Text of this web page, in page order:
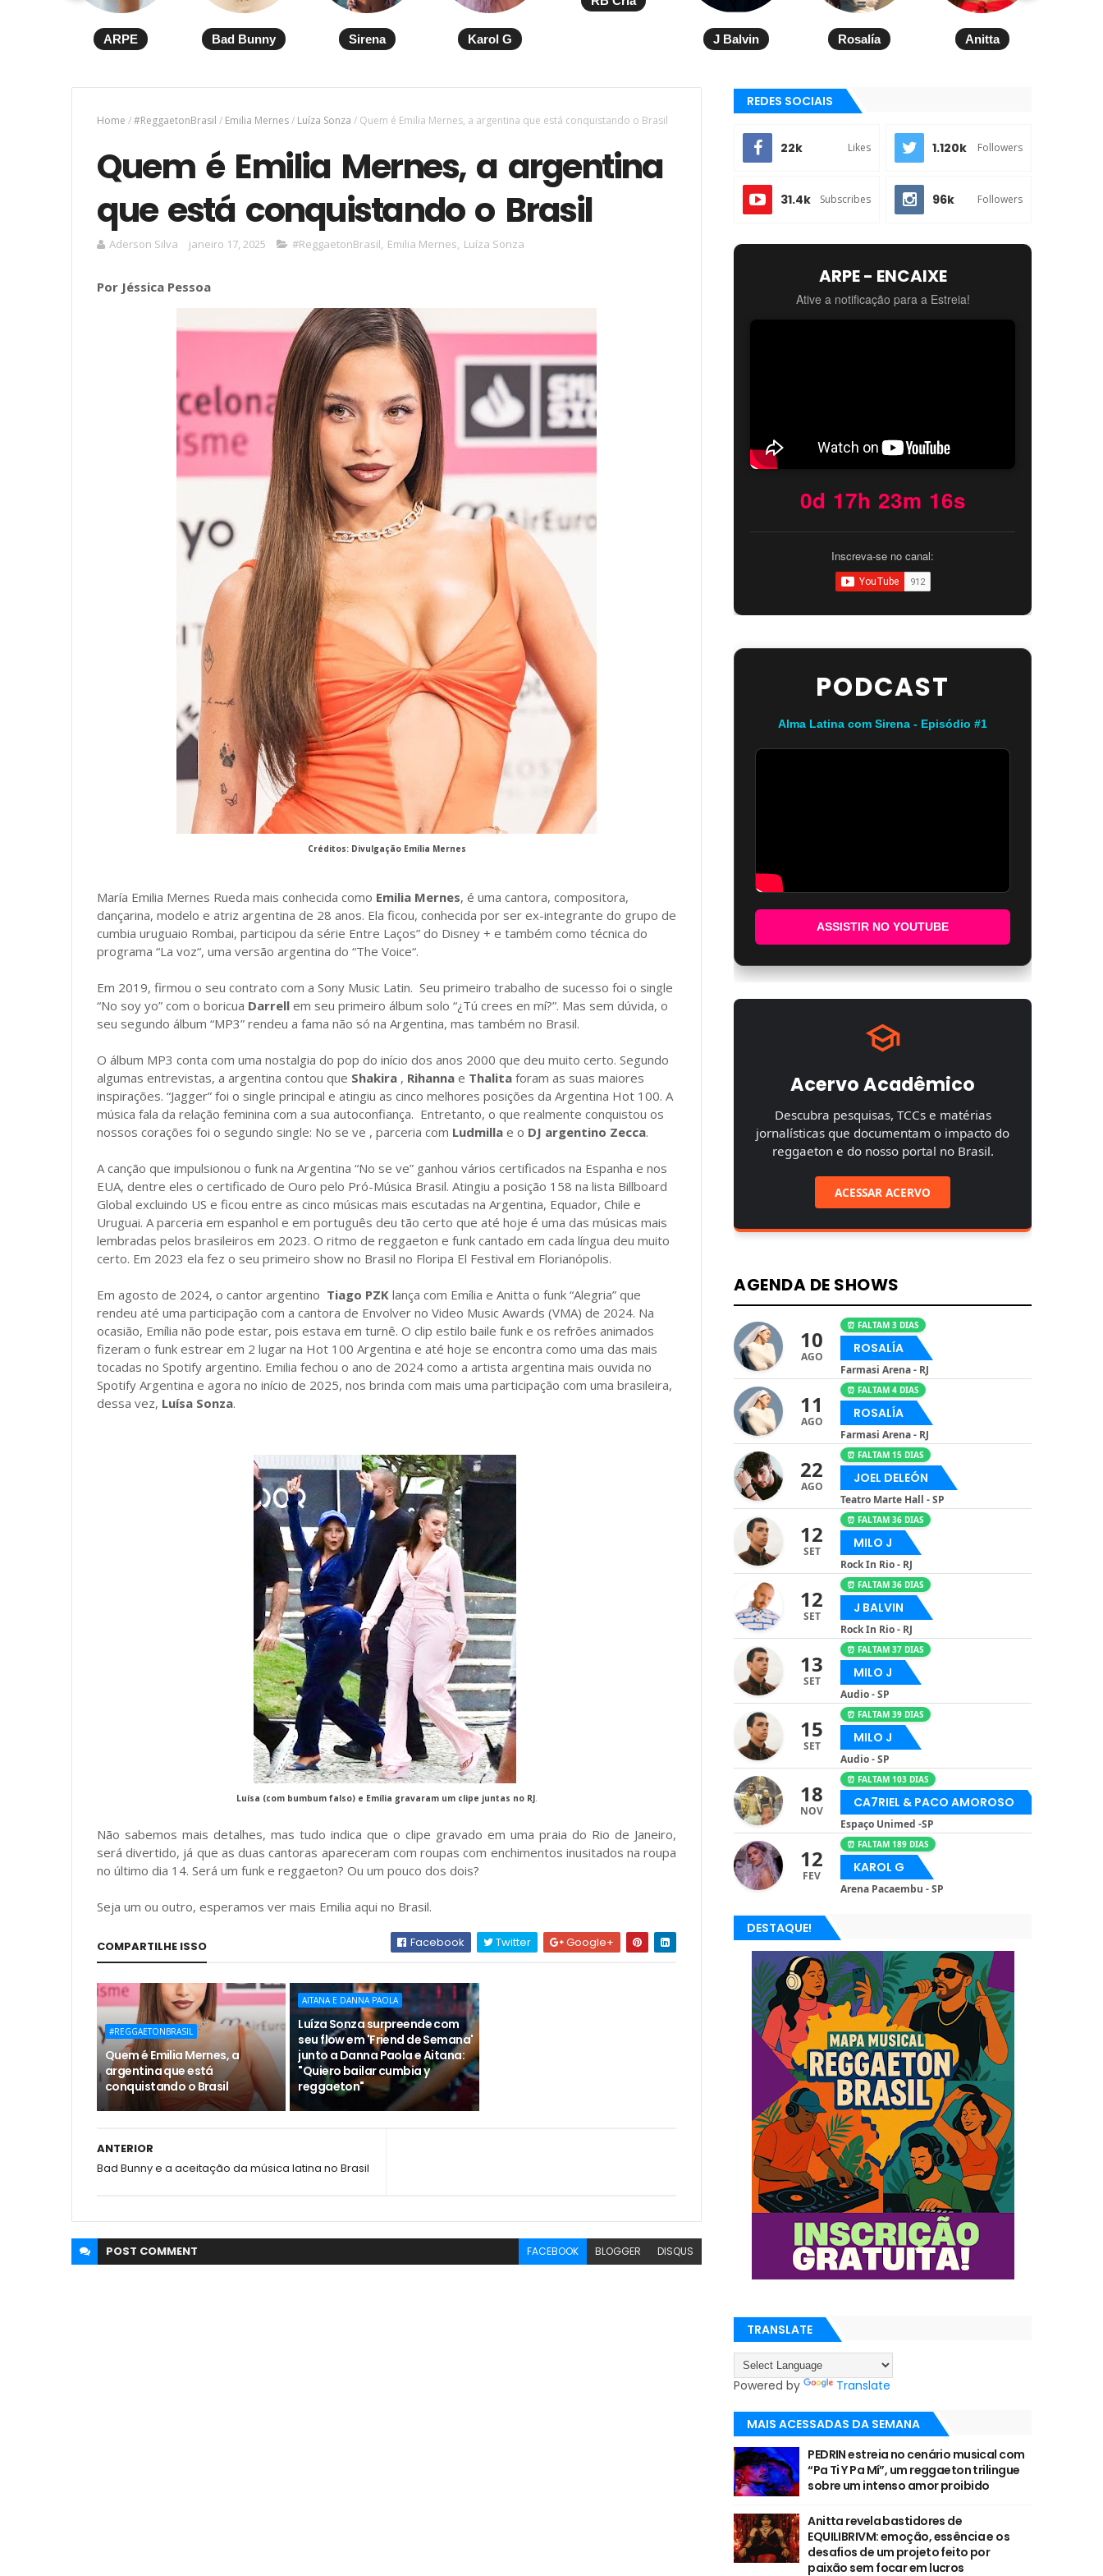
ARPE Bad Bunny Sirena Karol G J Balvin Rosalía Anitta
Home /#ReggaetonBrasil / Emilia Mernes/ Luíza Sonza / Quem é Emilia Mernes, a argentina que está conquistando o Brasil
Quem é Emilia Mernes, a argentina
que está conquistando o Brasil
Aderson Silva janeiro 17, 2025 #ReggaetonBrasil, Emilia Mernes, Luíza Sonza
Por Jéssica Pessoa
Créditos: Divulgação Emília Mernes
María Emilia Mernes Rueda mais conhecida como Emilia Mernes, é uma cantora, compositora,
dançarina, ⁣modelo e atriz argentina de 28 anos. Ela ficou, conhecida por ser ex-integrante do grupo de
cumbia uruguaio Rombai, participou da série Entre Laços” do Disney + e também como técnica do
programa “La voz“, uma versão argentina do “The Voice“.
Em 2019, firmou o seu contrato com a Sony Music Latin. Seu primeiro trabalho de sucesso foi o single
“No soy yo” com o boricua Darrell em seu primeiro álbum solo “¿Tú crees en mí?”. Mas sem dúvida, o
seu segundo álbum “MP3” rendeu a fama não só na Argentina, mas também no Brasil.
O álbum MP3 conta com uma nostalgia do pop do início dos anos 2000 que deu muito certo. Segundo
algumas entrevistas, a argentina contou que Shakira , Rihanna e Thalita foram as suas maiores
inspirações. “Jagger” foi o single principal e atingiu as cinco melhores posições da Argentina Hot 100. A
música fala da relação feminina com a sua autoconfiança. Entretanto, o que realmente conquistou os
nossos corações foi o segundo single: No se ve , parceria com Ludmilla e o DJ argentino Zecca.
A canção que impulsionou o funk na Argentina “No se ve” ganhou vários certificados na Espanha e nos
EUA, dentre eles o certificado de Ouro pelo Pró-Música Brasil. Atingiu a posição 158 na lista Billboard
Global excluindo US e ficou entre as cinco músicas mais escutadas na Argentina, Equador, Chile e
Uruguai. A parceria em espanhol e em português deu tão certo que até hoje é uma das músicas mais
lembradas pelos brasileiros em 2023. O ritmo de reggaeton e funk cantado em cada língua deu muito
certo. Em 2023 ela fez o seu primeiro show no Brasil no Floripa El Festival em Florianópolis.
Em agosto de 2024, o cantor argentino Tiago PZK lança com Emília e Anitta o funk “Alegria” que
rendeu até uma participação com a cantora de Envolver no Video Music Awards (VMA) de 2024. Na
ocasião, Emília não pode estar, pois estava em turnê. O clip estilo baile funk e os refrões animados
fizeram o funk estrear em 2 lugar na Hot 100 Argentina e até hoje se encontra como uma das mais
tocadas no Spotify argentino. Emilia fechou o ano de 2024 como a artista argentina mais ouvida no
Spotify Argentina e agora no início de 2025, nos brinda com mais uma participação com uma brasileira,
dessa vez, Luísa Sonza.
Luísa (com bumbum falso) e Emília gravaram um clipe juntas no RJ.
Não sabemos mais detalhes, mas tudo indica que o clipe gravado em uma praia do Rio de Janeiro,
será divertido, já que as duas cantoras apareceram com roupas com enchimentos inusitados na roupa
no último dia 14. Será um funk e reggaeton? Ou um pouco dos dois?
Seja um ou outro, esperamos ver mais Emilia aqui no Brasil.
COMPARTILHE ISSO Facebook Twitter Google+
#REGGAETONBRASIL
Quem é Emilia Mernes, a
argentina que está
conquistando o Brasil
AITANA E DANNA PAOLA
Luíza Sonza surpreende com
seu flow em 'Friend de Semana'
junto a Danna Paola e Aitana:
"Quiero bailar cumbia y
reggaeton"
ANTERIOR
Bad Bunny e a aceitação da música latina no Brasil
POST COMMENT FACEBOOK BLOGGER DISQUS
REDES SOCIAIS
22k Likes 1.120k Followers
31.4k Subscribes 96k Followers
ARPE - ENCAIXE
Ative a notificação para a Estreia!
0d 17h 23m 14s
Inscreva-se no canal:
PODCAST
Alma Latina com Sirena - Episódio #1
ASSISTIR NO YOUTUBE
Acervo Acadêmico
Descubra pesquisas, TCCs e matérias
jornalísticas que documentam o impacto do
reggaeton e do nosso portal no Brasil.
ACESSAR ACERVO
AGENDA DE SHOWS
10
AGO
⏰ FALTAM 3 DIAS
ROSALÍA
Farmasi Arena - RJ
11
AGO
⏰ FALTAM 4 DIAS
ROSALÍA
Farmasi Arena - RJ
22
AGO
⏰ FALTAM 15 DIAS
JOEL DELEÓN
Teatro Marte Hall - SP
12
SET
⏰ FALTAM 36 DIAS
MILO J
Rock In Rio - RJ
12
SET
⏰ FALTAM 36 DIAS
J BALVIN
Rock In Rio - RJ
13
SET
⏰ FALTAM 37 DIAS
MILO J
Audio - SP
15
SET
⏰ FALTAM 39 DIAS
MILO J
Audio - SP
18
NOV
⏰ FALTAM 103 DIAS
CA7RIEL & PACO AMOROSO
Espaço Unimed -SP
12
FEV
⏰ FALTAM 189 DIAS
KAROL G
Arena Pacaembu - SP
DESTAQUE!
TRANSLATE
Powered by Translate
MAIS ACESSADAS DA SEMANA
PEDRIN estreia no cenário musical com
“Pa Ti Y Pa Mí”, um reggaeton trilingue
sobre um intenso amor proibido
Anitta revela bastidores de
EQUILIBRIVM: emoção, essência e os
desafios de um projeto feito por
paixão sem focar em lucros